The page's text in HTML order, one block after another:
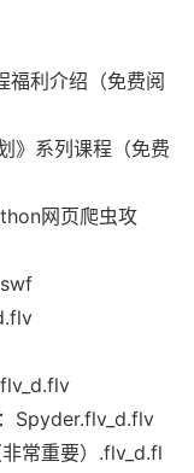
福利介绍（免费阅
》系列课程（免费
网页爬虫攻
Spyder.flv_d.flv
常重要）.flv_d.fl